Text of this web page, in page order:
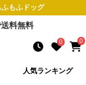
ふもふドッグ
料無料
0 0
人気ランキング